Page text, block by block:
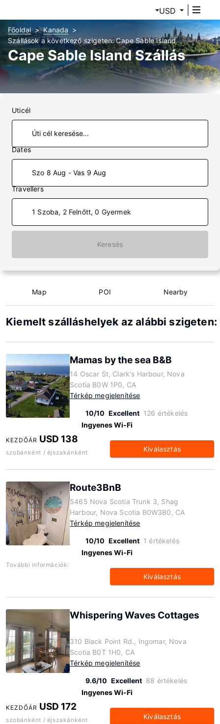
USD
Főoldal
Kanada
Szállások a következő szigeten: Cape Sable Island
Cape Sable Island Szállás
Uticél
Dates
Szo 8 Aug - Vas 9 Aug
Travellers
1 Szoba, 2 Felnőtt, 0 Gyermek
Keresés
Map POI Nearby
Kiemelt szálláshelyek az alábbi szigeten:
Mamas by the sea B&B
14 Oscar St, Clark's Harbour, Nova
Scotia B0W 1P0, CA
Térkép megjelenítése
10/10 Excellent 126 értékelés
Ingyenes Wi-Fi
KEZDŐÁR USD 138
szobánként / éjszakánként Kiválasztás
Route3BnB
5465 Nova Scotia Trunk 3, Shag
Harbour, Nova Scotia B0W3B0, CA
Térkép megjelenítése
10/10 Excellent 1 értékelés
Ingyenes Wi-Fi
További információk:
Kiválasztás
Whispering Waves Cottages
310 Black Point Rd., Ingomar, Nova
Scotia B0T 1H0, CA
Térkép megjelenítése
9.6/10 Excellent 88 értékelés
Ingyenes Wi-Fi
KEZDŐÁR USD 172
szobánként / éjszakánként Kiválasztás